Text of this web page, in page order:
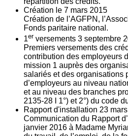
Création le 7 mars 2015
Création de l’AGFPN,
Fonds paritaire national.
1er versements 3 septembre
Premiers versements des
contribution des employeurs
mission 1 auprès des
salariés et des organisations
d’employeurs au niveau
et au niveau des branches
2135‐28 I 1°) et 2°) du code
Rapport d'installation 23
Communication du Rapport
janvier 2016 à Madame